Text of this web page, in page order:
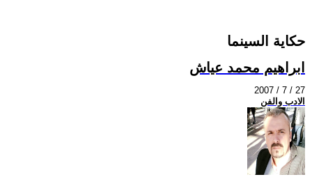
حكاية السينما
ابراهيم محمد عياش
2007 / 7 / 27
الادب والفن